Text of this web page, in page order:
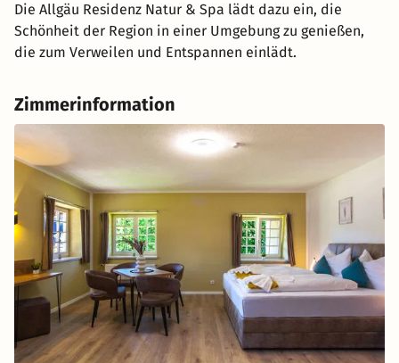
Die Allgäu Residenz Natur & Spa lädt dazu ein, die
Schönheit der Region in einer Umgebung zu genießen,
die zum Verweilen und Entspannen einlädt.
Zimmerinformation